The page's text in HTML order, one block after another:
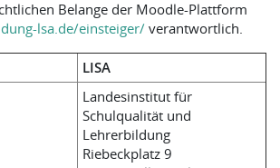
Belange der Moodle-Plattform
lsa.de/einsteiger/ verantwortlich.
LISA
Landesinstitut für
Schulqualität und
Lehrerbildung
Riebeckplatz 9